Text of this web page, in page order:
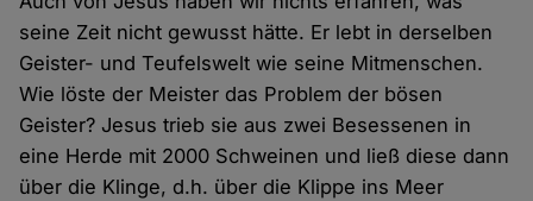
seine Zeit nicht gewusst hätte. Er lebt in derselben
Geister- und Teufelswelt wie seine Mitmenschen.
Wie löste der Meister das Problem der bösen
Geister? Jesus trieb sie aus zwei Besessenen in
eine Herde mit 2000 Schweinen und ließ diese dann
über die Klinge, d.h. über die Klippe ins Meer